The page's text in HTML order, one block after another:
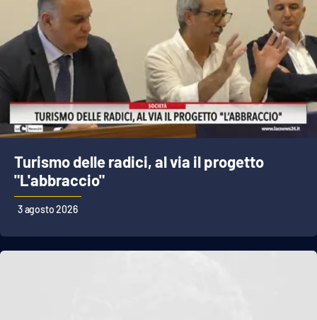
Turismo delle radici, al via il progetto
"L'abbraccio"
3 agosto 2026